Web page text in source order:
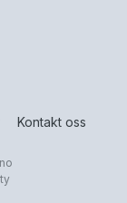
Kontakt oss